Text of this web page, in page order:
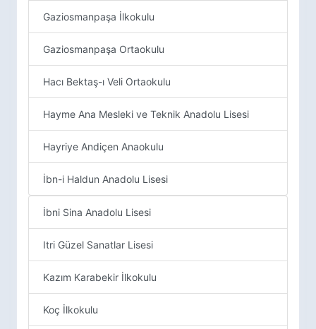
Gaziosmanpaşa İlkokulu
Gaziosmanpaşa Ortaokulu
Hacı Bektaş-ı Veli Ortaokulu
Hayme Ana Mesleki ve Teknik Anadolu Lisesi
Hayriye Andiçen Anaokulu
İbn-i Haldun Anadolu Lisesi
İbni Sina Anadolu Lisesi
Itri Güzel Sanatlar Lisesi
Kazım Karabekir İlkokulu
Koç İlkokulu